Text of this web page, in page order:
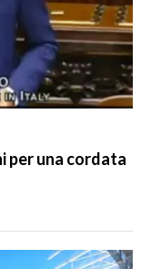
per una cordata